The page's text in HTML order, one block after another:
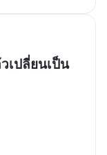
เปลี่ยนเป็น